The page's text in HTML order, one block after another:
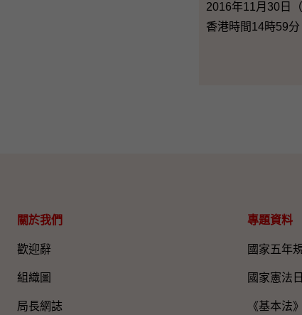
2016年11月30日（
香港時間14時59分
關於我們
歡迎辭
組織圖​
局長網誌
專題資料
國家五年
國家憲法日
《基本法》